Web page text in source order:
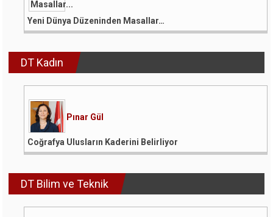
Yeni Dünya Düzeninden Masallar…
DT Kadın
Pınar Gül
Coğrafya Ulusların Kaderini Belirliyor
DT Bilim ve Teknik